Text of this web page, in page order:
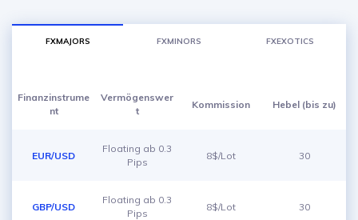
FXMAJORS FXMINORS FXEXOTICS
Finanzinstrume
nt
Vermögenswer
t
Kommission Hebel (bis zu)
EUR/USD
Floating ab 0.3
Pips
8$/Lot 30
GBP/USD
Floating ab 0.3
Pips
8$/Lot 30